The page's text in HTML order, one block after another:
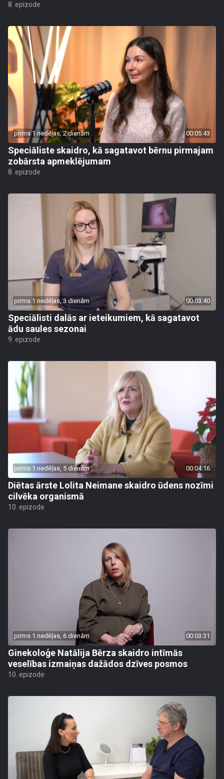
8. epizode
pirms 1 nedēļas, 2 dienām 00:05:43
Speciāliste skaidro, kā sagatavot bērnu pirmajam
zobārsta apmeklējumam
8. epizode
pirms 1 nedēļas, 3 dienām 00:03:40
Speciālisti dalās ar ieteikumiem, kā sagatavot
ādu saules sezonai
9. epizode
pirms 1 nedēļas, 5 dienām 00:04:16
Diētas ārste Lolita Neimane skaidro ūdens nozīmi
cilvēka organismā
10. epizode
pirms 1 nedēļas, 6 dienām 00:03:31
Ginekoloģe Natālija Bērza skaidro intīmās
veselības izmaiņas dažādos dzīves posmos
10. epizode